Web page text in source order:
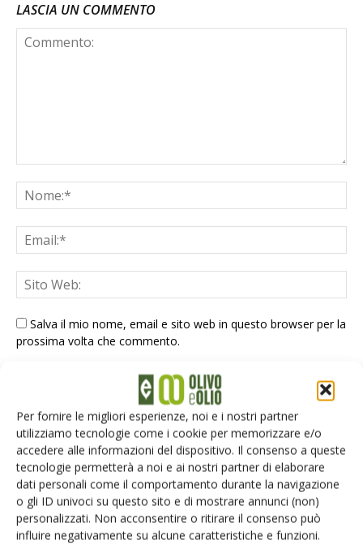
Per fornire le migliori esperienze, noi e i nostri partner
utilizziamo tecnologie come i cookie per memorizzare e/o
accedere alle informazioni del dispositivo. Il consenso a queste
tecnologie permetterà a noi e ai nostri partner di elaborare
dati personali come il comportamento durante la navigazione
o gli ID univoci su questo sito e di mostrare annunci (non)
personalizzati. Non acconsentire o ritirare il consenso può
influire negativamente su alcune caratteristiche e funzioni.
LASCIA UN COMMENTO
Salva il mio nome, email e sito web in questo browser per la
prossima volta che commento.
E-magazine
Tecniche, prodotti e servizi dalle aziende